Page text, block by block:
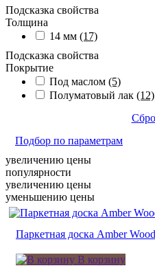
Подсказка свойства
Толщина
14 мм (17)
Подсказка свойства
Покрытие
Под маслом (5)
Полуматовый лак (12)
Подбор по параметрам
увеличению цены
популярности
увеличению цены
уменьшению цены
Паркетная доска Amber
В корзину